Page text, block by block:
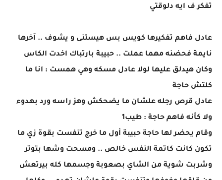
تفكر ف ايه دلوقتي
عادل فاهم تفكيرها كويس بس هيستنى و يشوف .. آخرها
نايمة فحضنه مهما عملت .. حبيبة بارتباك اخدت الكاس
وكان هيدلق عليها لولا عادل مسكه وهي همست : انا ما
كلتش حاجة
عادل قرص رجله علشان ما يضحكش وهز راسه ورد بهدوء
ولا كأنه فاهم حاجة : طيب1
وقام يحضر لها حاجة حبيبة أول ما خرج تنفست بقوة زي ما
تكون كانت كاتمة النفس خالص .. ومسحت وشها بتوتر
وشربت شوية من الشاي بصعوبة وجسمها كله بيرتعش